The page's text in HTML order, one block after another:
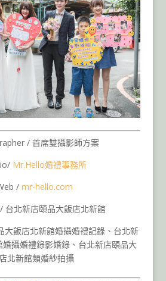
/ 首席雙攝影師方案
Mr.Hello婚禮事務所
/mr-hello.com
台北新店頤品大飯店北新館
大飯店北新館婚攝婚禮記錄、台北新
攝婚禮錄影婚錄、台北新店頤品大
北新館類婚紗拍攝